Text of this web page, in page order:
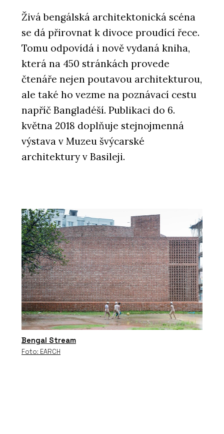
Živá bengálská architektonická scéna
se dá přirovnat k divoce proudící řece.
Tomu odpovídá i nově vydaná kniha,
která na 450 stránkách provede
čtenáře nejen poutavou architekturou,
ale také ho vezme na poznávací cestu
napříč Bangladéší. Publikaci do 6.
května 2018 doplňuje stejnojmenná
výstava v Muzeu švýcarské
architektury v Basileji.
Bengal Stream
Foto: EARCH